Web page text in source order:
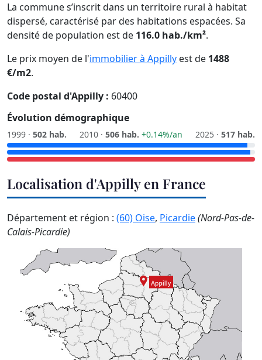
La commune s’inscrit dans un territoire rural à habitat
dispersé, caractérisé par des habitations espacées. Sa
densité de population est de 116.0 hab./km².
Le prix moyen de l'immobilier à Appilly est de 1488
€/m2.
Code postal d'Appilly : 60400
Évolution démographique
1999 · 502 hab. 2010 · 506 hab. +0.14%/an 2025 · 517 hab.
Localisation d'Appilly en France
Département et région : (60) Oise, Picardie(Nord-Pas-de-
Calais-Picardie)